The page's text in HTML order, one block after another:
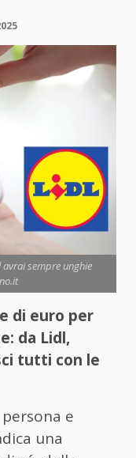
sempre unghie
di euro per
da Lidl,
tutti con le
e
una